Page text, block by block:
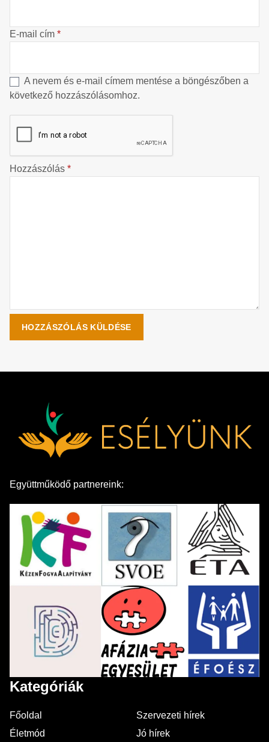
E-mail cím *
A nevem és e-mail címem mentése a böngészőben a
következő hozzászólásomhoz.
Hozzászólás *
Együttműködő partnereink:
Kategóriák
Főoldal
Szervezeti hírek
Életmód
Jó hírek